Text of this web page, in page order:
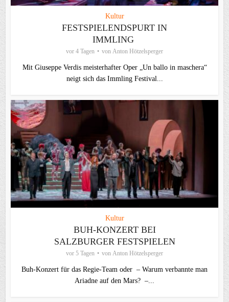
Kultur
FESTSPIELENDSPURT IN
IMMLING
vor 4 Tagen von Anton Hötzelsperger
Mit Giuseppe Verdis meisterhafter Oper „Un ballo in maschera“
neigt sich das Immling Festival...
Kultur
BUH-KONZERT BEI
SALZBURGER FESTSPIELEN
vor 5 Tagen von Anton Hötzelsperger
Buh-Konzert für das Regie-Team oder – Warum verbannte man
Ariadne auf den Mars? –...